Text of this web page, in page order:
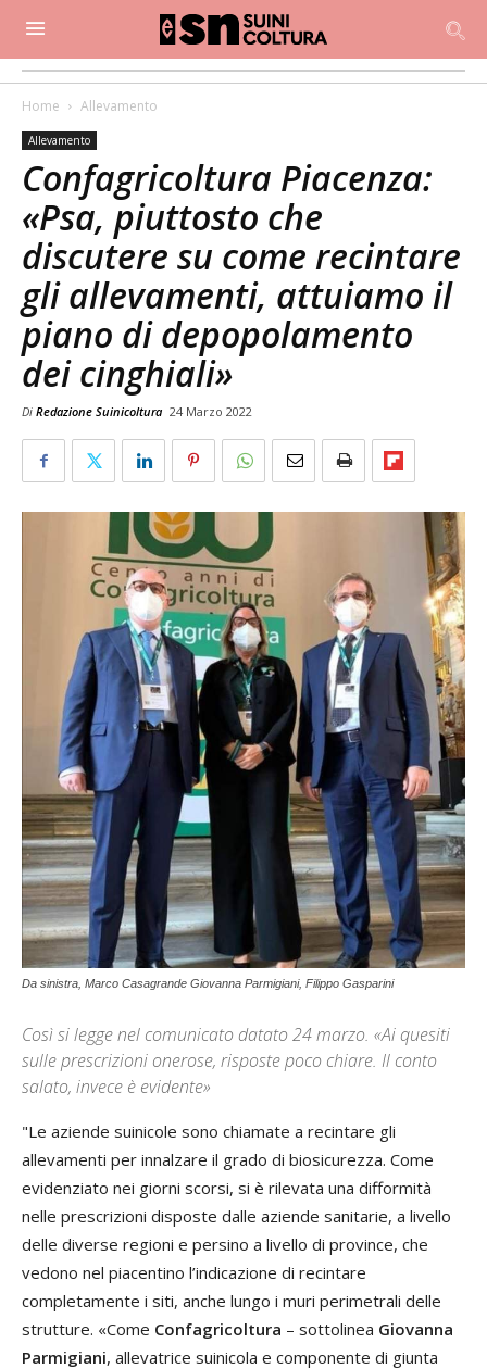
Home Allevamento
Allevamento
Confagricoltura Piacenza:
«Psa, piuttosto che
discutere su come recintare
gli allevamenti, attuiamo il
piano di depopolamento
dei cinghiali»
Di Redazione Suinicoltura 24 Marzo 2022
Da sinistra, Marco Casagrande Giovanna Parmigiani, Filippo Gasparini
Così si legge nel comunicato datato 24 marzo. «Ai quesiti
sulle prescrizioni onerose, risposte poco chiare. Il conto
salato, invece è evidente»
"Le aziende suinicole sono chiamate a recintare gli
allevamenti per innalzare il grado di biosicurezza. Come
evidenziato nei giorni scorsi, si è rilevata una difformità
nelle prescrizioni disposte dalle aziende sanitarie, a livello
delle diverse regioni e persino a livello di province, che
vedono nel piacentino l’indicazione di recintare
completamente i siti, anche lungo i muri perimetrali delle
strutture. «Come Confagricoltura – sottolinea Giovanna
Parmigiani, allevatrice suinicola e componente di giunta